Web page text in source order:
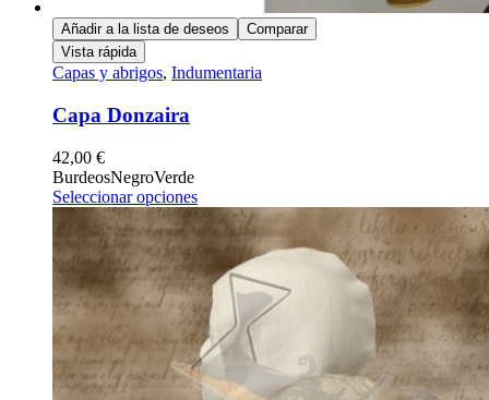
Añadir a la lista de deseos
Comparar
Vista rápida
Capas y abrigos, Indumentaria
Capa Donzaira
42,00 €
BurdeosNegroVerde
Seleccionar opciones